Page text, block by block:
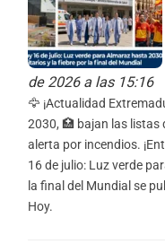
de 2026 a las 15:16
🦅 ¡Actualidad
2030, 🏥 bajan las listas
alerta por incendios.
16 de julio: Luz verde
la final del Mundial se
Hoy.